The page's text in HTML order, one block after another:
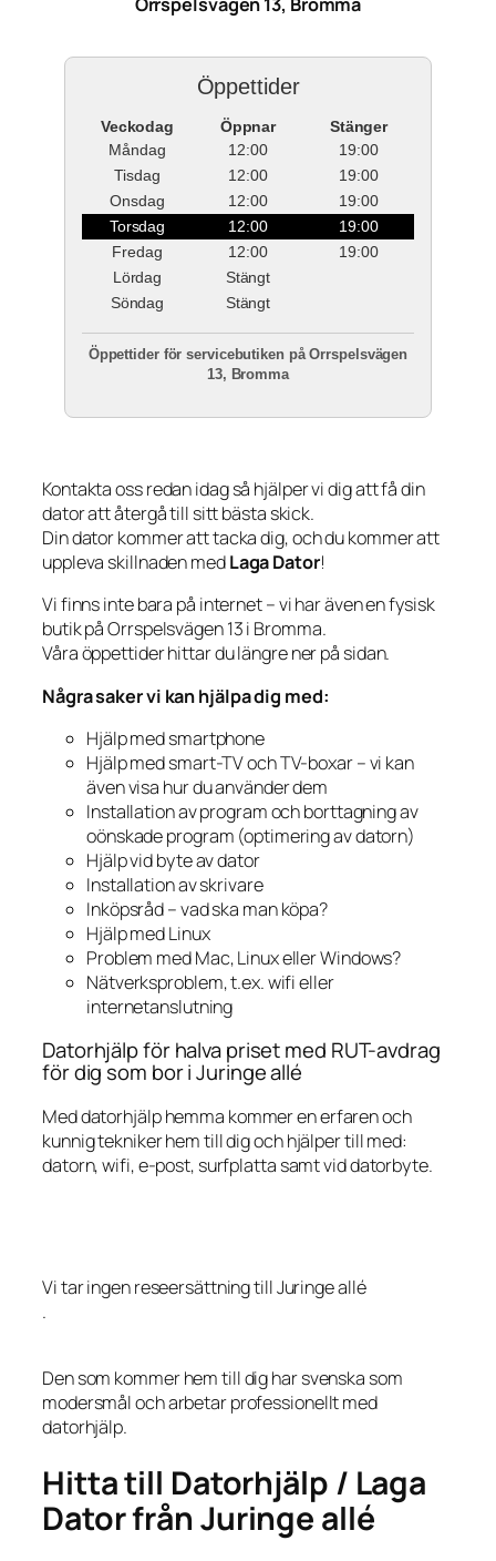
Öppettider
Veckodag Öppnar
Stänger
Måndag
12:00
19:00
Tisdag
12:00
19:00
Onsdag
12:00
19:00
Torsdag
12:00
19:00
Fredag
12:00
19:00
Lördag
Stängt
Söndag
Stängt
Öppettider för servicebutiken på Orrspelsvägen
13, Bromma
Kontakta oss redan idag så hjälper vi dig att få din
dator att återgå till sitt bästa skick.
Din dator kommer att tacka dig, och du kommer att
uppleva skillnaden medLaga Dator!
Vi finns inte bara på internet – vi har även en fysisk
butik på Orrspelsvägen 13 i Bromma.
Våra öppettider hittar du längre ner på sidan.
Några saker vi kan hjälpa dig med:
Hjälp med smartphone
Hjälp med smart-TV och TV-boxar – vi kan
även visa hur du använder dem
Installation av program och borttagning av
oönskade program (optimering av datorn)
Hjälp vid byte av dator
Installation av skrivare
Inköpsråd – vad ska man köpa?
Hjälp med Linux
Problem med Mac, Linux eller Windows?
Nätverksproblem, t.ex. wifi eller
internetanslutning
Datorhjälp för halva priset med RUT-avdrag
för dig som bor i Juringe allé
Med datorhjälp hemma kommer en erfaren och
kunnig tekniker hem till dig och hjälper till med:
datorn, wifi, e-post, surfplatta samt vid datorbyte.
Vi tar ingen reseersättning till Juringe allé
.
Den som kommer hem till dig har svenska som
modersmål och arbetar professionellt med
datorhjälp.
Hitta till Datorhjälp / Laga
Dator från Juringe allé